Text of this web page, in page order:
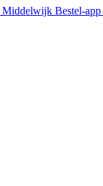
Middelwijk Bestel-app